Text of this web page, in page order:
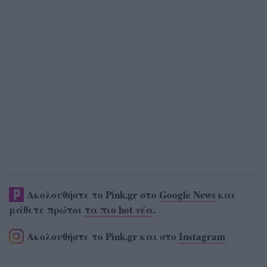
Ακολουθήστε το Pink.gr στο Google News και
μάθετε πρώτοι τα πιο hot νέα.
Ακολουθήστε το Pink.gr και στο Instagram